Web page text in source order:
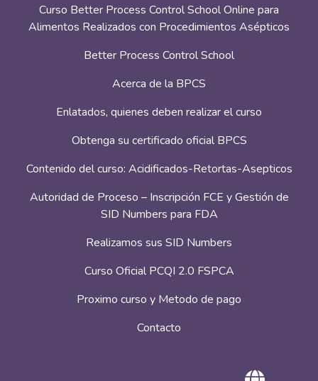
Curso Better Process Control School Online para
Alimentos Realizados con Procedimientos Asépticos
Better Process Control School
Acerca de la BPCS
Enlatados, quienes deben realizar el curso
Obtenga su certificado oficial BPCS
Contenido del curso: Acidificados-Retortas-Asepticos
Autoridad de Proceso – Inscripción FCE y Gestión de
SID Numbers para FDA
Realizamos sus SID Numbers
Curso Oficial PCQI 2.0 FSPCA
Proximo curso y Metodo de pago
Contacto